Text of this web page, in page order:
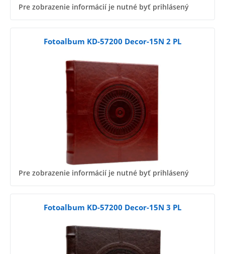
Pre zobrazenie informácií je nutné byť prihlásený
Fotoalbum KD-57200 Decor-15N 2 PL
Pre zobrazenie informácií je nutné byť prihlásený
Fotoalbum KD-57200 Decor-15N 3 PL